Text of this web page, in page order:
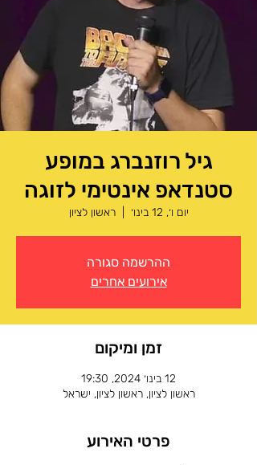
גיל רוזנברג במופע
סטנדאפ אינטימי לזוגה
יום ו׳, 12 בינו׳
  |
ראשון לציון
ההרשמה סגורה
אירועים אחרים
זמן ומיקום
12 בינו׳ 2024, 19:30
ראשון לציון, ראשון לציון, ישראל
פרטי האירוע